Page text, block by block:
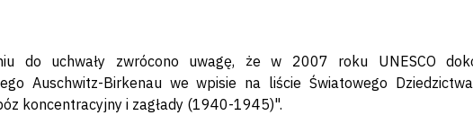
do uchwały zwrócono uwagę, że w 2007 roku UNESCO
Auschwitz-Birkenau we wpisie na liście Światowego
koncentracyjny i zagłady (1940-1945)".